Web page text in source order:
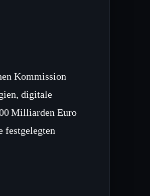
Kommission
digitale
Milliarden Euro
festgelegten